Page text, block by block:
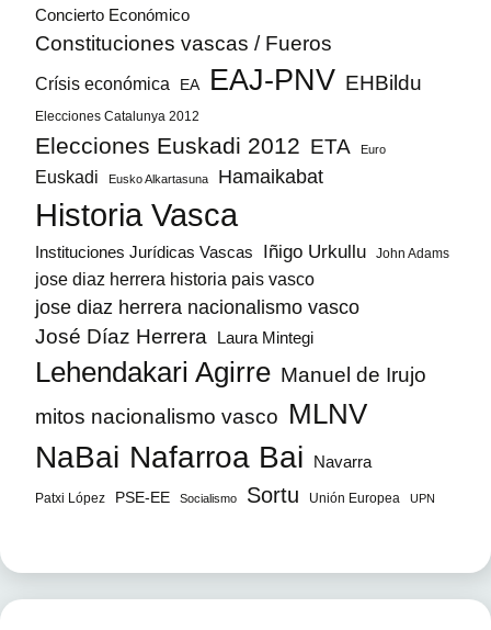
Concierto Económico
Constituciones vascas / Fueros
Crísis económica EA EAJ-PNV EHBildu
Elecciones Catalunya 2012
Elecciones Euskadi 2012 ETA Euro
Euskadi Eusko Alkartasuna Hamaikabat
Historia Vasca
Instituciones Jurídicas Vascas Iñigo Urkullu John Adams
jose diaz herrera historia pais vasco
jose diaz herrera nacionalismo vasco
José Díaz Herrera Laura Mintegi
Lehendakari Agirre Manuel de Irujo
mitos nacionalismo vasco MLNV
NaBai Nafarroa Bai Navarra
Patxi López PSE-EE Socialismo Sortu Unión Europea UPN